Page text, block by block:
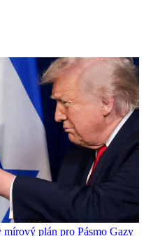
plán pro Pásmo Gazy